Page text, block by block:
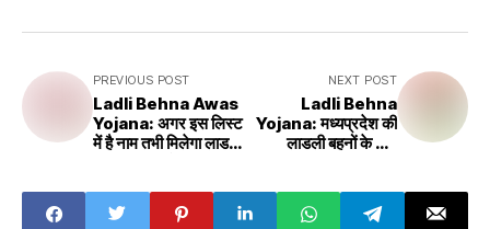
PREVIOUS POST
Ladli Behna Awas
Yojana: अगर इस लिस्ट
में है नाम तभी मिलेगा लाडली
लिस्ट
NEXT POST
Ladli Behna
Yojana: मध्यप्रदेश की
लाडली बहनों के लिए
किस्त